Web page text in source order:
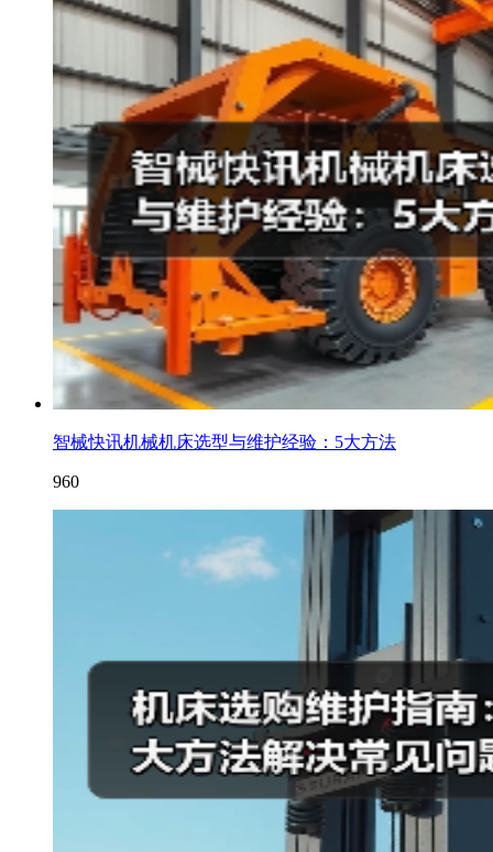
智械快讯机械机床选型与维护经验：5大方法
960